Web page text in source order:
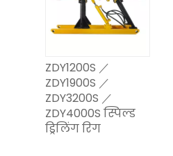
ZDY1200S ／
ZDY1900S ／
ZDY3200S ／
ZDY4000S स्पिल्ड
ड्रिलिंग रिग